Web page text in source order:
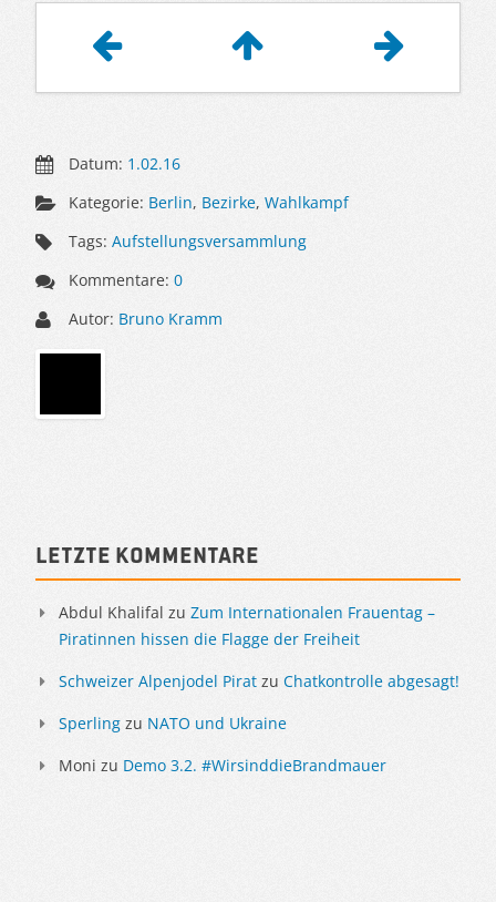
Datum: 1.02.16
Kategorie: Berlin, Bezirke,Wahlkampf
Tags: Aufstellungsversammlung
Kommentare:0
Autor: Bruno Kramm
Sidebar
Letzte Kommentare
Abdul Khalifal zu Zum Internationalen Frauentag –
Piratinnen hissen die Flagge der Freiheit
Schweizer Alpenjodel Pirat zu Chatkontrolle abgesagt!
Sperling zu NATO und Ukraine
Moni zu Demo 3.2. #WirsinddieBrandmauer